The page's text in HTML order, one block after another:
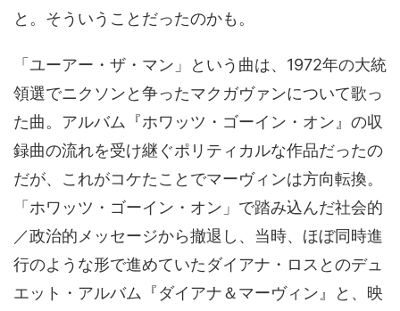
と。そういうことだったのかも。
「ユーアー・ザ・マン」という曲は、1972年の大統
領選でニクソンと争ったマクガヴァンについて歌っ
た曲。アルバム『ホワッツ・ゴーイン・オン』の収
録曲の流れを受け継ぐポリティカルな作品だったの
だが、これがコケたことでマーヴィンは方向転換。
「ホワッツ・ゴーイン・オン」で踏み込んだ社会的
／政治的メッセージから撤退し、当時、ほぼ同時進
行のような形で進めていたダイアナ・ロスとのデュ
エット・アルバム『ダイアナ＆マーヴィン』と、映